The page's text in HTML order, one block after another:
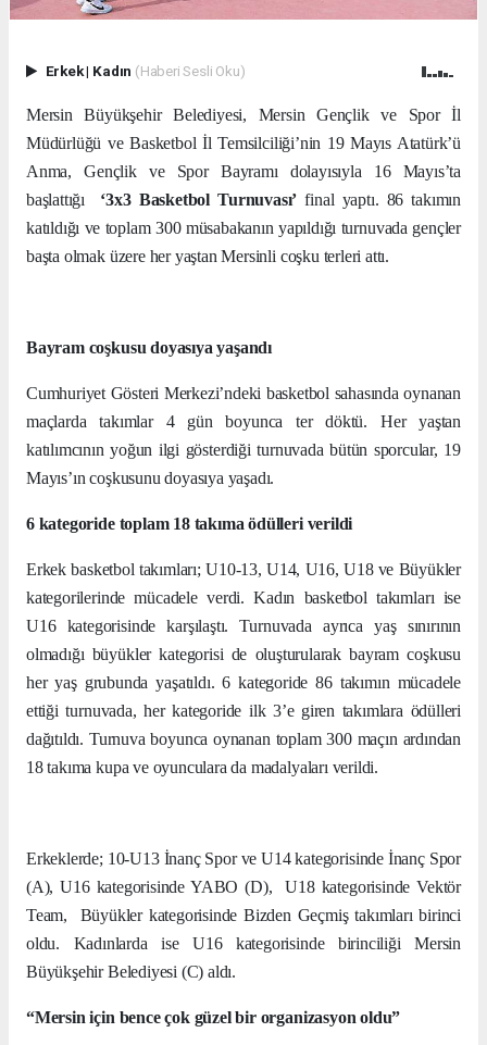
Erkek| Kadın (Haberi Sesli Oku)
Mersin Büyükşehir Belediyesi, Mersin Gençlik ve Spor İl
Müdürlüğü ve Basketbol İl Temsilciliği’nin 19 Mayıs Atatürk’ü
Anma, Gençlik ve Spor Bayramı dolayısıyla 16 Mayıs’ta
başlattığı
‘3x3 Basketbol Turnuvası’final yaptı. 86 takımın
katıldığı ve toplam 300 müsabakanın yapıldığı turnuvada gençler
başta olmak üzere her yaştan Mersinli coşku terleri attı.
Bayram coşkusu doyasıya yaşandı
Cumhuriyet Gösteri Merkezi’ndeki basketbol sahasında oynanan
maçlarda takımlar 4 gün boyunca ter döktü. Her yaştan
katılımcının yoğun ilgi gösterdiği turnuvada bütün sporcular, 19
Mayıs’ın coşkusunu doyasıya yaşadı.
6 kategoride toplam 18 takıma ödülleri verildi
Erkek basketbol takımları; U10-13, U14, U16, U18 ve Büyükler
kategorilerinde mücadele verdi. Kadın basketbol takımları ise
U16 kategorisinde karşılaştı. Turnuvada ayrıca yaş sınırının
olmadığı büyükler kategorisi de oluşturularak bayram coşkusu
her yaş grubunda yaşatıldı. 6 kategoride 86 takımın mücadele
ettiği turnuvada, her kategoride ilk 3’e giren takımlara ödülleri
dağıtıldı. Turnuva boyunca oynanan toplam 300 maçın ardından
18 takıma kupa ve oyunculara da madalyaları verildi.
Erkeklerde; 10-U13 İnanç Spor ve U14 kategorisinde İnanç Spor
(A), U16 kategorisinde YABO (D), U18 kategorisinde Vektör
Team, Büyükler kategorisinde Bizden Geçmiş takımları birinci
oldu. Kadınlarda ise U16 kategorisinde birinciliği Mersin
Büyükşehir Belediyesi (C) aldı.
“Mersin için bence çok güzel bir organizasyon oldu”